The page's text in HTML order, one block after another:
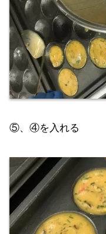
⑤、④を入れる